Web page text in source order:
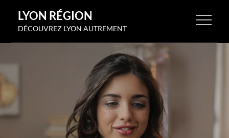
content
LYON RÉGION
DÉCOUVREZ LYON AUTREMENT